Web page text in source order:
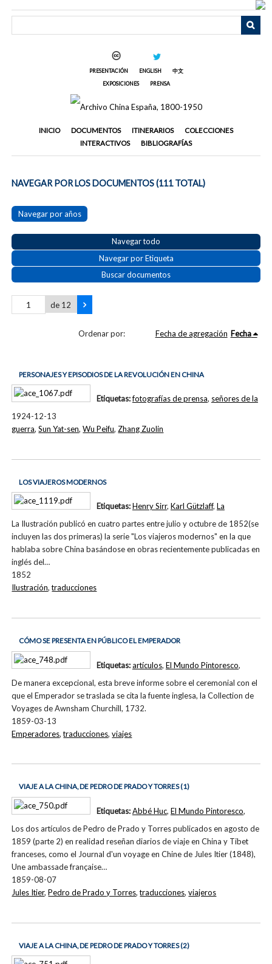
PRESENTACIÓN ENGLISH
中文
EXPOSICIONES
PRENSA
INICIO DOCUMENTOS ITINERARIOS
COLECCIONES
INTERACTIVOS
BIBLIOGRAFÍAS
NAVEGAR POR LOS DOCUMENTOS (111 TOTAL)
Navegar por años
Navegar todo
Navegar por Etiqueta
Buscar documentos
de 12
Ordenar por: Fecha de agregación Fecha
PERSONAJES Y EPISODIOS DE LA REVOLUCIÓN EN CHINA
1924-12-13
Etiquetas:fotografías de prensa, señores de la
guerra,Sun Yat-sen,Wu Peifu, Zhang Zuolin
LOS VIAJEROS MODERNOS
La Ilustración publicó en cuatro partes entre julio y octubre de 1852(se
incluyen las dos primeras) la serie "Los viajeros modernos" en la que
hablaba sobre China basándose en obras recientemente publicadas en
inglés del…
1852
Etiquetas:Henry Sirr, Karl Gützlaff, La
Ilustración,traducciones
CÓMO SE PRESENTA EN PÚBLICO EL EMPERADOR
De manera excepcional, esta breve informe sobre el ceremonial con el
que el Emperador se traslada se cita la fuente inglesa, la Collection de
Voyages de Awnsham Churchill, 1732.
1859-03-13
Etiquetas:artículos, El Mundo Pintoresco,
Emperadores,traducciones,viajes
VIAJE A LA CHINA, DE PEDRO DE PRADO Y TORRES (1)
Los dos artículos de Pedro de Prado y Torres publicados en agosto de
1859 (parte 2) en realidad reseñan diarios de viaje en China y Tibet
franceses, como el Journal d'un voyage en Chine de Jules Itier (1848),
Une ambassade française…
1859-08-07
Etiquetas:Abbé Huc, El Mundo Pintoresco,
Jules Itier,Pedro de Prado y Torres,traducciones,viajeros
VIAJE A LA CHINA, DE PEDRO DE PRADO Y TORRES (2)